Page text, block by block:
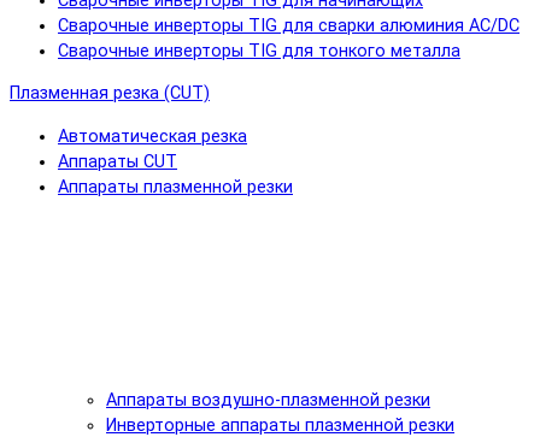
Сварочные инверторы TIG для сварки алюминия AC/DC
Сварочные инверторы TIG для тонкого металла
Плазменная резка (CUT)
Автоматическая резка
Аппараты CUT
Аппараты плазменной резки
Аппараты воздушно-плазменной резки
Инверторные аппараты плазменной резки